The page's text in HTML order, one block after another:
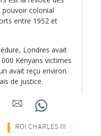
colonial
entre 1952 et
Londres avait
Kényans victimes
avait reçu environ
de justice.
ROI CHARLES III